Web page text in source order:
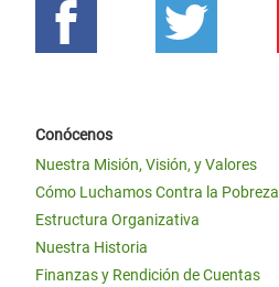
Conócenos
Nuestra Misión, Visión, y Valores
Cómo Luchamos Contra la Pobreza
Estructura Organizativa
Nuestra Historia
Finanzas y Rendición de Cuentas